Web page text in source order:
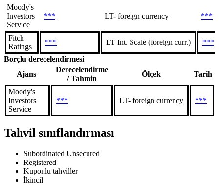
Moody's
Investors
Service
*** LT- foreign currency ***
Fitch
Ratings
*** LT Int. Scale (foreign curr.)
***
Borçlu derecelendirmesi
Ajans
Derecelendirme
/ Tahmin
Ölçek Tarih
Moody's
Investors
Service
*** LT- foreign currency ***
Tahvil sınıflandırması
Subordinated Unsecured
Registered
Kuponlu tahviller
İkincil